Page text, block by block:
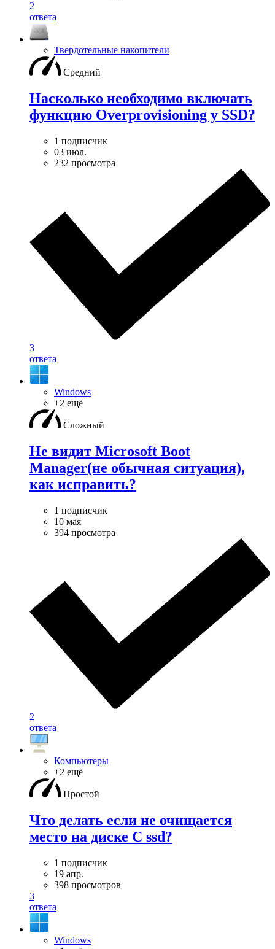
2
ответа
Твердотельные накопители
Средний
Насколько необходимо включать
функцию Overprovisioning у SSD?
1 подписчик
03 июл.
232 просмотра
3
ответа
Windows
+2 ещё
Сложный
Не видит Microsoft Boot
Manager(не обычная ситуация),
как исправить?
1 подписчик
10 мая
394 просмотра
2
ответа
Компьютеры
+2 ещё
Простой
Что делать если не очищается
место на диске C ssd?
1 подписчик
19 апр.
398 просмотров
3
ответа
Windows